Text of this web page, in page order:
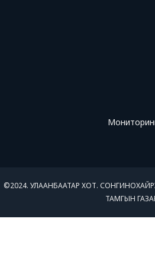
©2024. УЛААНБААТАР ХОТ.
ТАМГЫН